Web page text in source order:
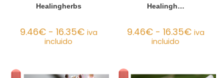
Healingherbs
9.46€ - 16.35€ iva
incluido
Healingh…
9.46€ - 16.35€ iva
incluido